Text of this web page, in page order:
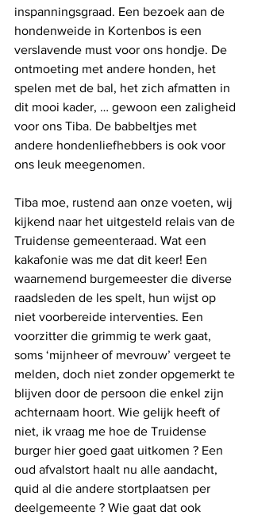
inspanningsgraad. Een bezoek aan de
hondenweide in Kortenbos is een
verslavende must voor ons hondje. De
ontmoeting met andere honden, het
spelen met de bal, het zich afmatten in
dit mooi kader, … gewoon een zaligheid
voor ons Tiba. De babbeltjes met
andere hondenliefhebbers is ook voor
ons leuk meegenomen.
Tiba moe, rustend aan onze voeten, wij
kijkend naar het uitgesteld relais van de
Truidense gemeenteraad. Wat een
kakafonie was me dat dit keer! Een
waarnemend burgemeester die diverse
raadsleden de les spelt, hun wijst op
niet voorbereide interventies. Een
voorzitter die grimmig te werk gaat,
soms ‘mijnheer of mevrouw’ vergeet te
melden, doch niet zonder opgemerkt te
blijven door de persoon die enkel zijn
achternaam hoort. Wie gelijk heeft of
niet, ik vraag me hoe de Truidense
burger hier goed gaat uitkomen ? Een
oud afvalstort haalt nu alle aandacht,
quid al die andere stortplaatsen per
deelgemeente ? Wie gaat dat ook